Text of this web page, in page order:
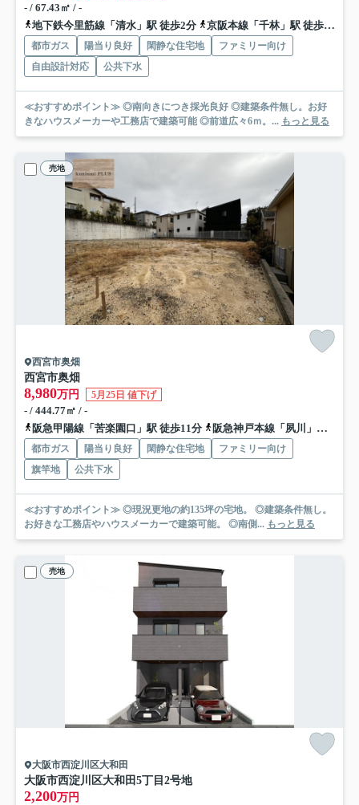
- / 67.43㎡ / -
地下鉄今里筋線「清水」駅 徒歩2分
京阪本線「千林」駅 徒歩8分
都市ガス 陽当り良好 閑静な住宅地
ファミリー向け
自由設計対応
公共下水
≪おすすめポイント≫ ◎南向きにつき採光良好 ◎建築条件無し。お好
きなハウスメーカーや工務店で建築可能 ◎前道広々6ｍ。... もっと見る
売地
西宮市奥畑
西宮市奥畑
8,980万円 5月25日 値下げ
- / 444.77㎡ / -
阪急甲陽線「苦楽園口」駅 徒歩11分
阪急神戸本線「夙川」駅 徒歩20分
都市ガス 陽当り良好 閑静な住宅地
ファミリー向け
旗竿地
公共下水
≪おすすめポイント≫ ◎現況更地の約135坪の宅地。 ◎建築条件無し。
お好きな工務店やハウスメーカーで建築可能。 ◎南側... もっと見る
売地
大阪市西淀川区大和田
大阪市西淀川区大和田5丁目 2号地
2,200万円